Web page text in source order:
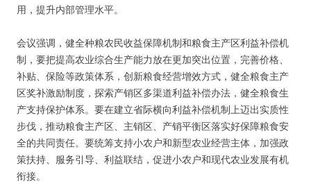
用，提升内部管理水平。
会议强调，健全种粮农民收益保障机制和粮食主产区利益补偿机
制，要把提高农业综合生产能力放在更加突出位置，完善价格、
补贴、保险等政策体系，创新粮食经营增效方式，健全粮食主产
区奖补激励制度，探索产销区多渠道利益补偿办法，健全粮食生
产支持保护体系。要在建立省际横向利益补偿机制上迈出实质性
步伐，推动粮食主产区、主销区、产销平衡区落实好保障粮食安
全的共同责任。要统筹支持小农户和新型农业经营主体，加强政
策扶持、服务引导、利益联结，促进小农户和现代农业发展有机
衔接。